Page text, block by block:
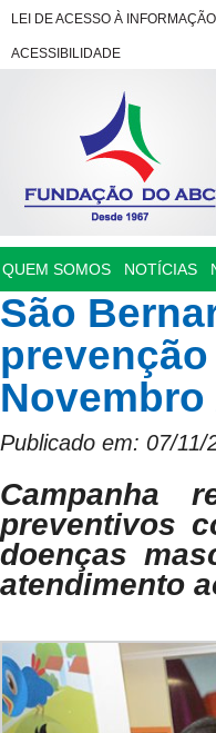
LEI DE ACESSO À
ACESSIBILIDADE
QUEM SOMOS NOTÍCIAS
São
Novembro
Publicado em: 07/11/
Campanha
preventivos
doenças
atendimento